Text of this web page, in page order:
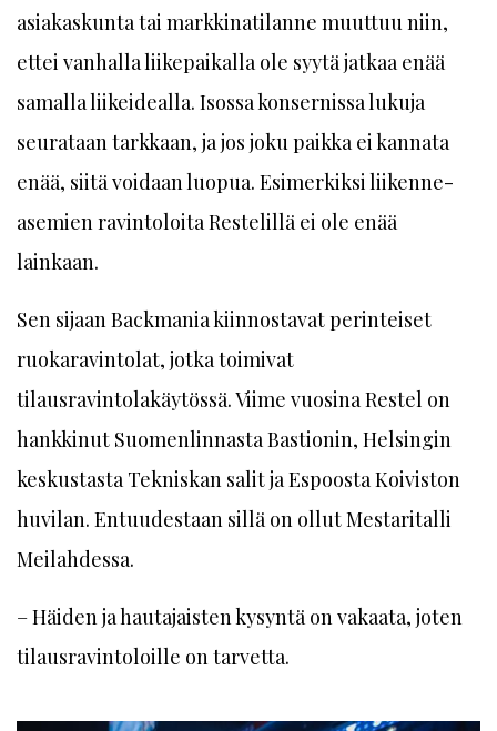
asiakaskunta tai markkinatilanne muuttuu niin,
ettei vanhalla liikepaikalla ole syytä jatkaa enää
samalla liikeidealla. Isossa konsernissa lukuja
seurataan tarkkaan, ja jos joku paikka ei kannata
enää, siitä voidaan luopua. Esimerkiksi liikenne­
asemien ravintoloita Restelillä ei ole enää
lainkaan.
Sen sijaan Backmania kiinnostavat perinteiset
ruokaravintolat, jotka toimivat
tilausravintolakäytössä. Viime vuosina Restel on
hankkinut Suomenlinnasta Bastionin, Helsingin
keskustasta Tekniskan salit ja Espoosta Koiviston
huvilan. Entuudestaan sillä on ollut Mestaritalli
Meilahdessa.
– Häiden ja hautajaisten kysyntä on vakaata, joten
tilausravintoloille on tarvetta.